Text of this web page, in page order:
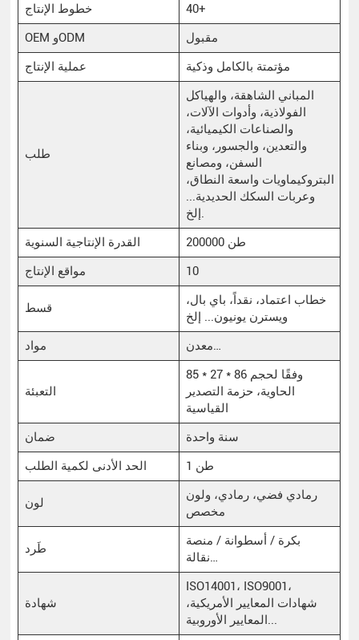
خطوط الإنتاج
40+
OEM وODM
مقبول
عملية الإنتاج
مؤتمتة بالكامل وذكية
طلب
المباني الشاهقة، والهياكل
الفولاذية، وأدوات الآلات،
والصناعات الكيميائية،
والتعدين، والجسور، وبناء
السفن، ومصانع
البتروكيماويات واسعة النطاق،
وعربات السكك الحديدية...
القدرة الإنتاجية السنوية
200000 طن
مواقع الإنتاج
10
قسط
خطاب اعتماد، نقداً، باي بال،
ويسترن يونيون... إلخ
مواد
التعبئة
85 * 27 * 86 وفقًا لحجم
الحاوية، حزمة التصدير
القياسية
ضمان
سنة واحدة
الحد الأدنى لكمية الطلب
1 طن
لون
رمادي فضي، رمادي، ولون
مخصص
طَرد
بكرة / أسطوانة / منصة
شهادة
ISO14001، ISO9001،
شهادات المعايير الأمريكية،